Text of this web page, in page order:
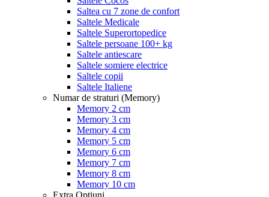
Saltea cu 7 zone de confort
Saltele Medicale
Saltele Superortopedice
Saltele persoane 100+ kg
Saltele antiescare
Saltele somiere electrice
Saltele copii
Saltele Italiene
Numar de straturi (Memory)
Memory 2 cm
Memory 3 cm
Memory 4 cm
Memory 5 cm
Memory 6 cm
Memory 7 cm
Memory 8 cm
Memory 10 cm
Extra Optiuni